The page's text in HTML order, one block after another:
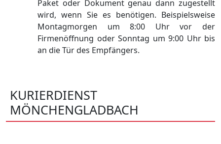
Paket oder Dokument genau dann zugestellt
wird, wenn Sie es benötigen. Beispielsweise
Montagmorgen um 8:00 Uhr vor der
Firmenöffnung oder Sonntag um 9:00 Uhr bis
an die Tür des Empfängers.
KURIERDIENST
MÖNCHENGLADBACH